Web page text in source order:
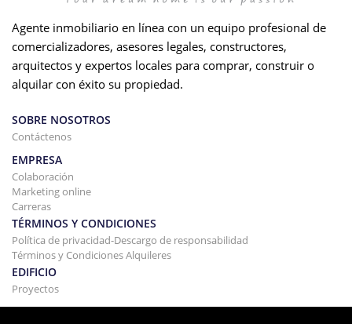
Agente inmobiliario en línea con un equipo profesional de
comercializadores, asesores legales, constructores,
arquitectos y expertos locales para comprar, construir o
alquilar con éxito su propiedad.
SOBRE NOSOTROS
Contáctenos
EMPRESA
Colaboración
Marketing online
Carreras
TÉRMINOS Y CONDICIONES
Política de privacidad-Descargo de responsabilidad
Términos y Condiciones Alquileres
EDIFICIO
Proyectos
COMPRAR Y VENDER